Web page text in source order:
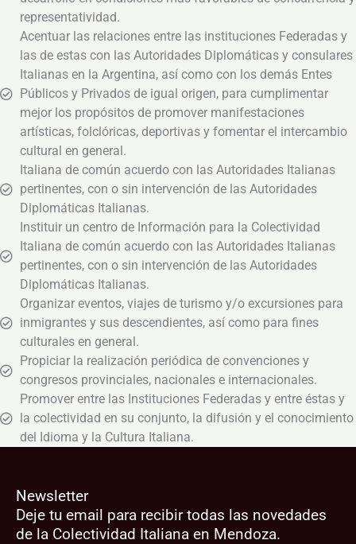
representatividad.
Acentuar las relaciones entre las instituciones Federadas y
las de estas con las Autoridades Diplomáticas y consulares
Italianas en la Argentina, así como con los demás Entes
Públicos y Privados de igual origen, para cumplimentar
mejor los propósitos de promover manifestaciones
artísticas, folclóricas, deportivas y fomentar el intercambio
cultural en general.
Italiana de común acuerdo con las Autoridades Italianas
pertinentes, con o sin intervención de las Autoridades
Diplomáticas Italianas.
Instituir un centro de Información para la Colectividad
Italiana de común acuerdo con las Autoridades Italianas
pertinentes, con o sin intervención de las Autoridades
Diplomáticas Italianas.
Organizar eventos, viajes de turismo y/o excursiones para
inmigrantes y sus descendientes, así como para fines
culturales en general.
Propiciar la realización periódica de convenciones y
congresos provinciales, nacionales e internacionales.
Promover entre las Instituciones Federadas y entre éstas y
la colectividad en su conjunto, la difusión y el conocimiento
del Idioma y la Cultura Italiana.
Newsletter
Deje tu email para recibir todas las novedades
de la Colectividad Italiana en Mendoza.